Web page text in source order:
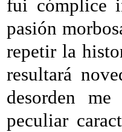
fui cómplice
pasión
repetir la
resultará
desorden me
peculiar